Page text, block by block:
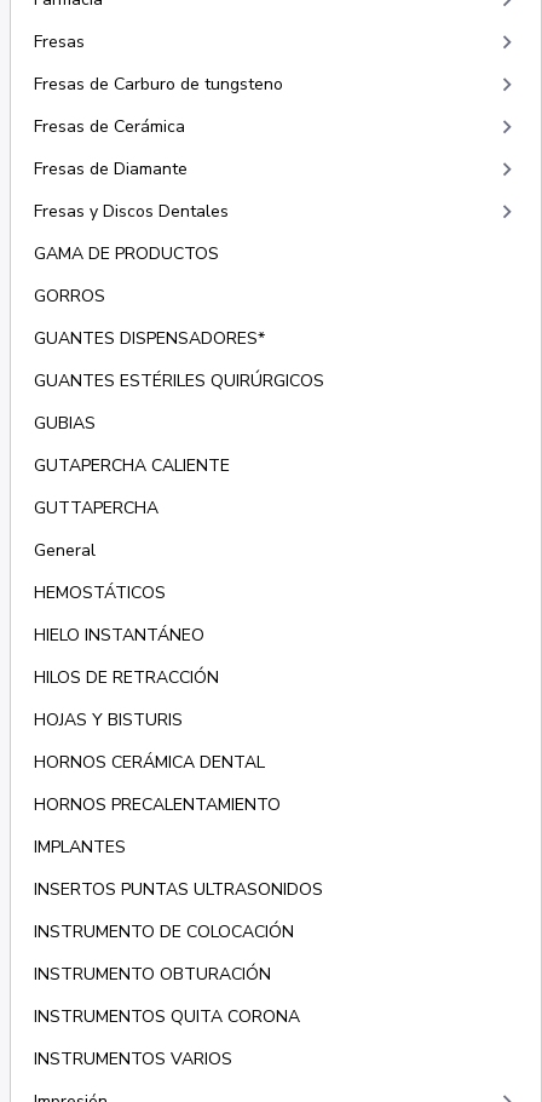
Fresas keyboard_arrow_right
Fresas de Carburo de tungsteno keyboard_arrow_right
Fresas de Cerámica keyboard_arrow_right
Fresas de Diamante keyboard_arrow_right
Fresas y Discos Dentales keyboard_arrow_right
GAMA DE PRODUCTOS
GORROS
GUANTES DISPENSADORES*
GUANTES ESTÉRILES QUIRÚRGICOS
GUBIAS
GUTAPERCHA CALIENTE
GUTTAPERCHA
General
HEMOSTÁTICOS
HIELO INSTANTÁNEO
HILOS DE RETRACCIÓN
HOJAS Y BISTURIS
HORNOS CERÁMICA DENTAL
HORNOS PRECALENTAMIENTO
IMPLANTES
INSERTOS PUNTAS ULTRASONIDOS
INSTRUMENTO DE COLOCACIÓN
INSTRUMENTO OBTURACIÓN
INSTRUMENTOS QUITA CORONA
INSTRUMENTOS VARIOS